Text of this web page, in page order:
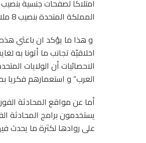
المملكة المتحدة بنصيب 8 ملايين و 500 ألف صفحة ثم أستراليا و اليابان و هولندا ثم روسيا و بولونيا و اسبانيا…
و هذا ما يؤكد ان باعثي
اخلاقيّة تجانب ما أتونا به
الاحصائيات أن الولايات
العرب” و استعمارهم فكريا
يستخدمون برامج المحادثة
على روادها لكثرة ما يحدث